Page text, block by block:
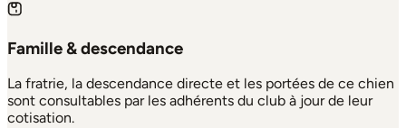
Famille & descendance
La fratrie, la descendance directe et les portées de ce chien
sont consultables par les adhérents du club à jour de leur
cotisation.